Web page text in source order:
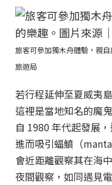
旅客可參加獨木舟體驗，親
旅遊局
若行程延伸至夏威夷
這裡是當地知名的魔
自 1980 年代起發展
進而吸引蝠鱝（
會近距離觀察其在海
夜間觀察，如同遇見